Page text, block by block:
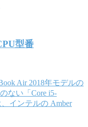
型番
Air 2018年モデルの
ない「Core i5-
インテルの Amber